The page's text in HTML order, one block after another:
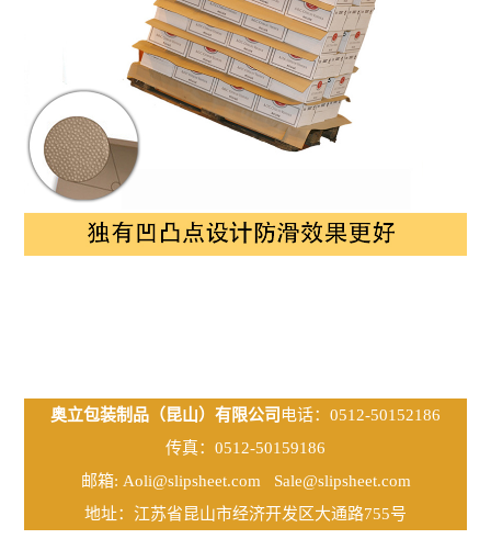
奥立包装制品（昆山）有限公司 电话：0512-50152186
传真：0512-50159186
邮箱: Aoli@slipsheet.com
Sale@slipsheet.com
地址：江苏省昆山市经济开发区大通路755号